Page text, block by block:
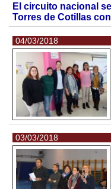
El circuito nacional
Torres de Cotillas
04/03/2018
03/03/2018